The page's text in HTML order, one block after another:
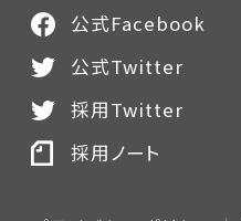
公式Facebook
公式Twitter
採用Twitter
採用ノート